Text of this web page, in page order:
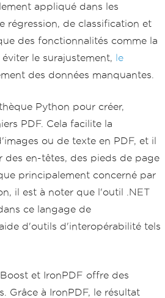
appliqué dans les
régression, de classification et
des fonctionnalités comme la
le surajustement, le
des données manquantes.
Python pour créer,
PDF. Cela facilite la
ou de texte en PDF, et il
des en-têtes, des pieds de page
principalement concerné par
il est à noter que l'outil .NET
ce langage de
d'outils d'interopérabilité tels
et IronPDF offre des
Grâce à IronPDF, le résultat